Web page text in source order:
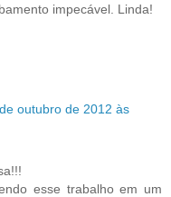
impecável. Linda!
outubro de 2012 às
esse trabalho em um